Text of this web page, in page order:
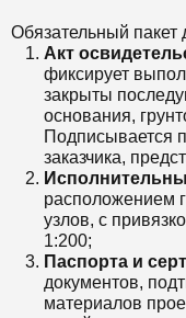
Обязательный пакет
Акт
фиксирует
закрыты
основания,
Подписывается
заказчика,
расположением
узлов, с
1:200;
Паспорта и
документов,
материалов